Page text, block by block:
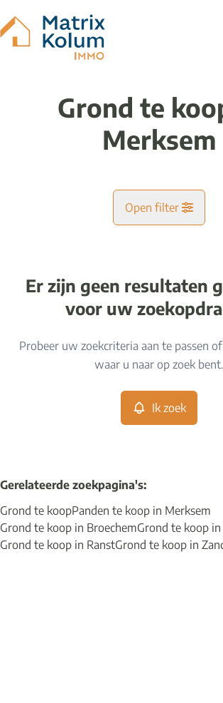
Grond te
Merksem
Open filter
Merksem (2170)
Remove
Grond
Remove
Max. budget
Kaartweergave
Ik zoek Sorteer op
Er zijn geen resultaten
voor uw
Probeer uw zoekcriteria aan te passen
waar u naar op zoek bent.
Ik zoek
Gerelateerde zoekpagina's:
Grond te koopPanden te koop in Merksem
Grond te koop in BroechemGrond te koop
Grond te koop in RanstGrond te koop in